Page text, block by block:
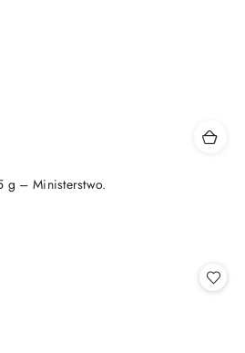
g – Ministerstwo.